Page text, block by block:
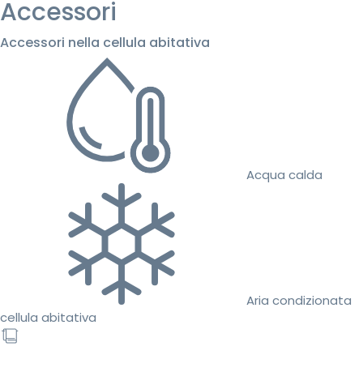
Accessori
Accessori nella cellula abitativa
Acqua calda
Aria condizionata
cellula abitativa